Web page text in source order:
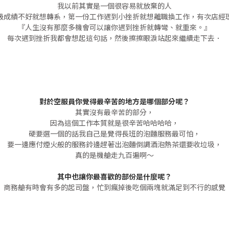
我以前其實是一個很容易就放棄的人
成績不好就想轉系，第一份工作遇到小挫折就想離職換工作， 有次店經
『人生沒有那麼多機會可以讓你遇到挫折就轉彎、就重來。』
每次遇到挫折我都會想起這句話，然後擦擦眼淚站起來繼續走下去．
對於空服員你覺得最辛苦的地方是哪個部分呢？
其實沒有最辛苦的部分，
因為這個工作本質就是很辛苦哈哈哈哈，
硬要選一個的話我自己是覺得長班的泡麵服務最可怕，
要一邊應付煙火般的服務鈴邊趕著出泡麵倒調酒泡熱茶還要收垃圾，
真的是機艙走九百遍啊～
其中也讓你最喜歡的部份是什麼呢？
商務艙有時會有多的起司盤，忙到瘋掉後吃個兩塊就滿足到不行的感覺